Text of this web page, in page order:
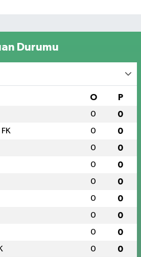
Durumu
O P
0 0
0 0
0 0
0 0
0 0
0 0
0 0
0 0
0 0